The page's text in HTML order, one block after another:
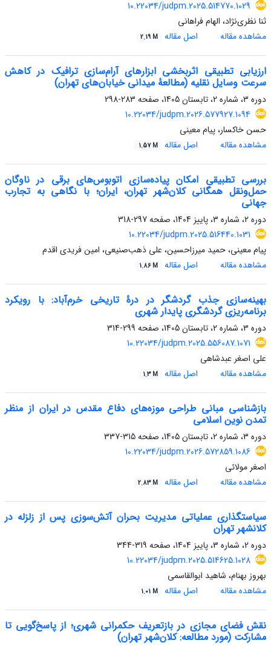
10.22034/judpm.2025.514770.1029
ثنا نظری‌نژاد، الهام فراهانی
مشاهده مقاله
اصل مقاله 2.19 M
ارزیابی تطبیقی اثربخشی ابزارهای آرام‌سازی ترافیک در کاهش
سرعت وسایل نقلیه (مطالعۀ میدانی خیابان‌های تهران)
دوره 3، شماره 2، تابستان 1405، صفحه
283-298
10.22034/judpm.2026.577927.1094
حسن خاکسار، پیام معینی
مشاهده مقاله
اصل مقاله 1.57 M
بررسی تطبیقی امکان پیاده‌سازی اتوبوس‌های برقی در ناوگان
حمل‌ونقل همگانی کلان‌شهر تهران، ایران؛ با نگاهی به تجارب
جهانی
دوره 2، شماره 3، پاییز 1404، صفحه
297-318
10.22034/judpm.2025.516440.1031
پیام معینی، حمید میرزاحسین، علی ذهب‌صنیعی، امین فریدی اقدم
مشاهده مقاله
اصل مقاله 1.86 M
بهینه‌سازی جذب گردشگر در درۀ تاریخی خرم‌آباد: با رویکرد
برنامه‌ریزی گردشگری پایدار شهری
دوره 3، شماره 2، تابستان 1405، صفحه
299-314
10.22034/judpm.2025.556087.1071
علی اصغر عبدشاهی
مشاهده مقاله
اصل مقاله 1.3 M
بازشناسی مبانی طراحی موزه‌های دفاع مقدس در ایران از منظر
تمدن نوین اسلامی
دوره 3، شماره 2، تابستان 1405، صفحه
315-337
10.22034/judpm.2026.572859.1086
اصغر مولائی
مشاهده مقاله
اصل مقاله 2.83 M
سیاستگذاری عملیاتی مدیریت بحران آتش‌سوزی‌ پس از زلزله در
کلانشهر تهران
دوره 2، شماره 3، پاییز 1404، صفحه
319-344
10.22034/judpm.2025.514625.1028
بهروز بهنام، شاهید ابوالقاسمی
مشاهده مقاله
اصل مقاله 1.01 M
نقش فضای مجازی در بازتعریف حکمرانی شهری؛ از پاسخ‌گویی تا
مشارکت (مورد مطالعه: کلان‌شهر تهران)